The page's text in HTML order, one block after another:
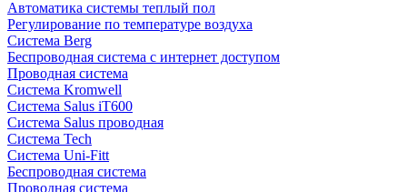
Автоматика системы теплый пол
Регулирование по температуре воздуха
Система Berg
Беспроводная система с интернет доступом
Проводная система
Система Kromwell
Система Salus iT600
Система Salus проводная
Система Tech
Система Uni-Fitt
Беспроводная система
Проводная система